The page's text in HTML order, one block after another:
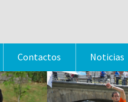
Contactos Noticias